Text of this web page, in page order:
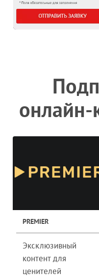
онлайн-
PREMIER
Эксклюзивный
контент для
ценителей